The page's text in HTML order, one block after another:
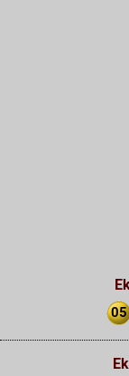
05